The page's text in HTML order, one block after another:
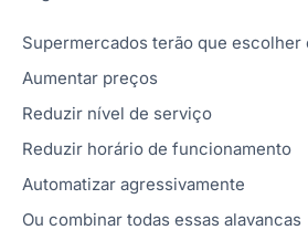
Supermercados terão que escolher
Aumentar preços
Reduzir nível de serviço
Reduzir horário de funcionamento
Automatizar agressivamente
Ou combinar todas essas alavancas